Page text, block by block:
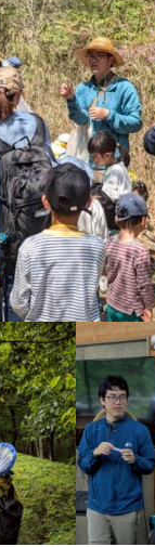
報 公園での過ご
私たちの取り組み
問 スタッフ・イ
バシーポリシー 情報公
利用時間: 9:00-17:00
館日: 12月29日-1月3
お問い合わせ